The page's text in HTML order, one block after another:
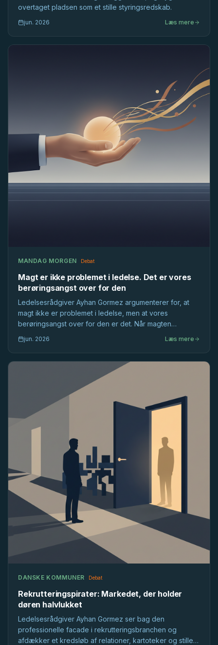
overtaget pladsen som et stille styringsredskab.
jun. 2026 Læs mere
MANDAG MORGEN Debat
Magt er ikke problemet i ledelse. Det er vores
berøringsangst over for den
Ledelsesrådgiver Ayhan Gormez argumenterer for, at
magt ikke er problemet i ledelse, men at vores
berøringsangst over for den er det. Når magten
ignoreres i de flade danske hierarkier, bliver ledelse
fattigere.
jun. 2026 Læs mere
DANSKE KOMMUNER Debat
Rekrutteringspirater: Markedet, der holder
døren halvlukket
Ledelsesrådgiver Ayhan Gormez ser bag den
professionelle facade i rekrutteringsbranchen og
afdækker et kredsløb af relationer, kartoteker og stille